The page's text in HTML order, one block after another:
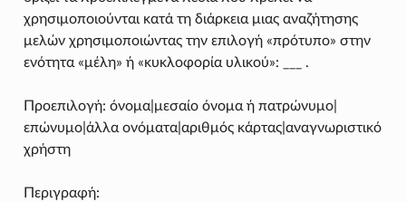
χρησιμοποιούνται κατά τη διάρκεια μιας αναζήτησης
μελών χρησιμοποιώντας την επιλογή «πρότυπο» στην
ενότητα «μέλη» ή «κυκλοφορία υλικού»: ___ .
Προεπιλογή: όνομα|μεσαίο όνομα ή πατρώνυμο|
επώνυμο|άλλα ονόματα|αριθμός κάρτας|αναγνωριστικό
χρήστη
Περιγραφή: